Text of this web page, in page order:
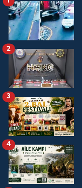
2
3
4